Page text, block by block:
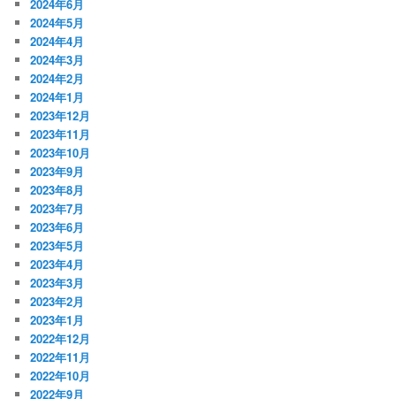
2024年6月
2024年5月
2024年4月
2024年3月
2024年2月
2024年1月
2023年12月
2023年11月
2023年10月
2023年9月
2023年8月
2023年7月
2023年6月
2023年5月
2023年4月
2023年3月
2023年2月
2023年1月
2022年12月
2022年11月
2022年10月
2022年9月